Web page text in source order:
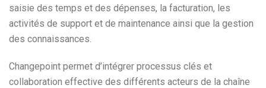
saisie des temps et des dépenses, la facturation, les
activités de support et de maintenance ainsi que la gestion
des connaissances.
Changepoint permet d’intégrer processus clés et
collaboration effective des différents acteurs de la chaîne